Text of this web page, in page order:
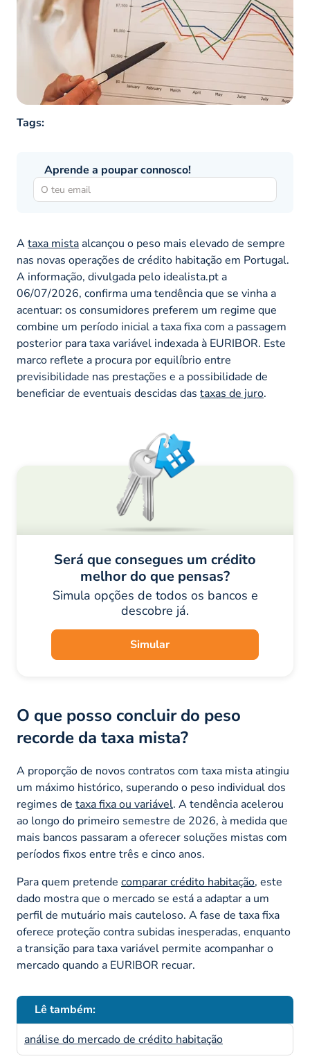
Tags:
Aprende a poupar connosco!
Ataxa mista alcançou o peso mais elevado de sempre
nas novas operações de crédito habitação em Portugal.
A informação, divulgada pelo idealista.pt a
06/07/2026, confirma uma tendência que se vinha a
acentuar: os consumidores preferem um regime que
combine um período inicial a taxa fixa com a passagem
posterior para taxa variável indexada à EURIBOR. Este
marco reflete a procura por equilíbrio entre
previsibilidade nas prestações e a possibilidade de
beneficiar de eventuais descidas das taxas de juro.
Será que consegues um crédito
melhor do que pensas?
Simula opções de todos os bancos e
descobre já.
Simular
O que posso concluir do peso
recorde da taxa mista?
A proporção de novos contratos com taxa mista atingiu
um máximo histórico, superando o peso individual dos
regimes de taxa fixa ou variável. A tendência acelerou
ao longo do primeiro semestre de 2026, à medida que
mais bancos passaram a oferecer soluções mistas com
períodos fixos entre três e cinco anos.
Para quem pretende comparar crédito habitação, este
dado mostra que o mercado se está a adaptar a um
perfil de mutuário mais cauteloso. A fase de taxa fixa
oferece proteção contra subidas inesperadas, enquanto
a transição para taxa variável permite acompanhar o
mercado quando a EURIBOR recuar.
Lê também:
análise do mercado de crédito habitação